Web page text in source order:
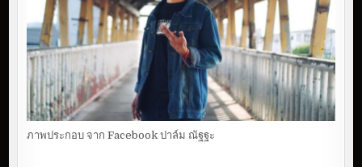
ภาพประกอบ จาก Facebook ปาล์ม ณัฐฐะ